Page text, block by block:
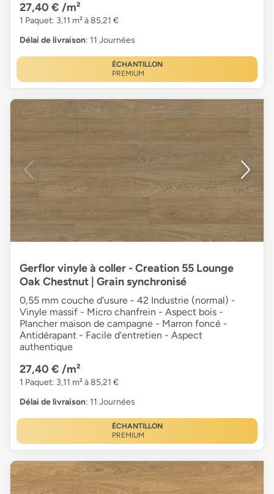
27,40 € /m²
1 Paquet: 3,11 m² à 85,21 €
Délai de livraison: 11 Journées
ÉCHANTILLON
PREMIUM
Gerflor vinyle à coller - Creation 55 Lounge
Oak Chestnut | Grain synchronisé
0,55 mm couche d'usure - 42 Industrie (normal) -
Vinyle massif - Micro chanfrein - Aspect bois -
Plancher maison de campagne - Marron foncé -
Antidérapant - Facile d'entretien - Aspect
authentique
27,40 € /m²
1 Paquet: 3,11 m² à 85,21 €
Délai de livraison: 11 Journées
ÉCHANTILLON
PREMIUM